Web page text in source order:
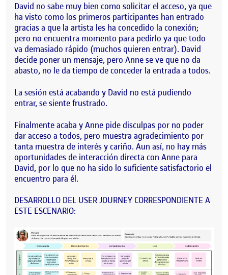
David no sabe muy bien como solicitar el acceso, ya que
ha visto como los primeros participantes han entrado
gracias a que la artista les ha concedido la conexión;
pero no encuentra momento para pedirlo ya que todo
va demasiado rápido (muchos quieren entrar). David
decide poner un mensaje, pero Anne se ve que no da
abasto, no le da tiempo de conceder la entrada a todos.
La sesión está acabando y David no está pudiendo
entrar, se siente frustrado.
Finalmente acaba y Anne pide disculpas por no poder
dar acceso a todos, pero muestra agradecimiento por
tanta muestra de interés y cariño. Aun así, no hay más
oportunidades de interacción directa con Anne para
David, por lo que no ha sido lo suficiente satisfactorio el
encuentro para él.
DESARROLLO DEL USER JOURNEY CORRESPONDIENTE A
ESTE ESCENARIO: